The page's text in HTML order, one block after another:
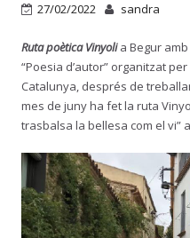
27/02/2022 sandra
Ruta poètica Vinyolia Begur
“Poesia d’autor” organitzat
Catalunya, després de
mes de juny ha fet la ruta
trasbalsa la bellesa com el vi”